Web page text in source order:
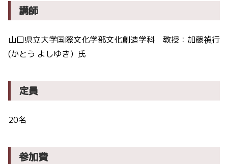
講師
山口県立大学国際文化学部文化創造学科 教授：加藤禎行
(かとう よしゆき）氏
定員
20名
参加費